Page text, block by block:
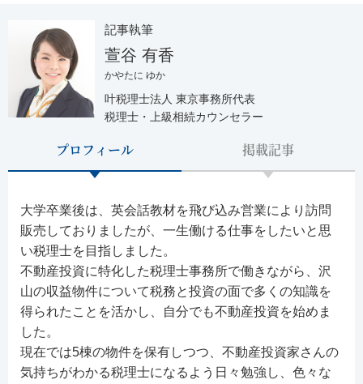
記事執筆
萱谷 有香
かやたに ゆか
叶税理士法人 東京事務所代表
税理士・上級相続カウンセラー
プロフィール 掲載記事
大学卒業後は、英会話教材を飛び込み営業により訪問
販売しておりましたが、一生働ける仕事をしたいと思
い税理士を目指しました。
不動産投資に特化した税理士事務所で働きながら、沢
山の収益物件について税務と投資の面で多くの知識を
得られたことを活かし、自分でも不動産投資を始めま
した。
現在では5棟の物件を保有しつつ、不動産投資家さんの
気持ちがわかる税理士になるよう日々勉強し、色々な